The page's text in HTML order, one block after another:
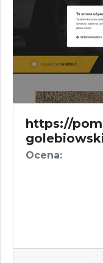
https://
Ocena: